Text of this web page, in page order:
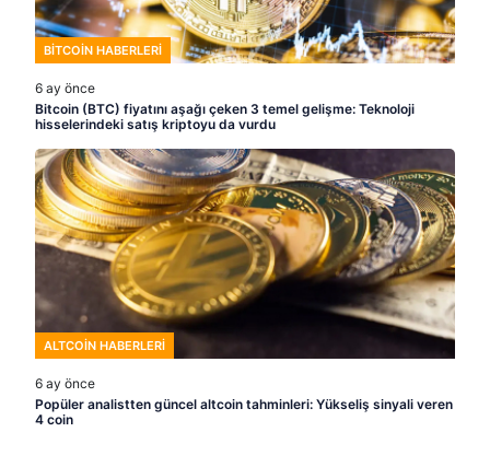
BITCOIN HABERLERI
6 ay önce
Bitcoin (BTC) fiyatını aşağı çeken 3 temel gelişme: Teknoloji
hisselerindeki satış kriptoyu da vurdu
ALTCOIN HABERLERI
6 ay önce
Popüler analistten güncel altcoin tahminleri: Yükseliş sinyali veren
4 coin